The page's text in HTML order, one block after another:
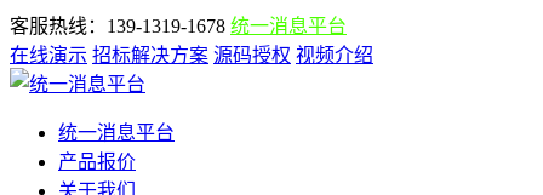
客服热线：139-1319-1678 统一消息平台
在线演示 招标解决方案 源码授权 视频介绍
统一消息平台
产品报价
关于我们